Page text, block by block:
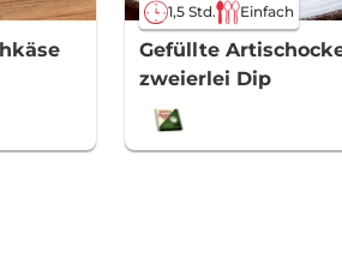
1,5 Std. Einfach
Gefüllte
zweierlei Dip